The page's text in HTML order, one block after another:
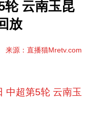
轮 云南玉昆
放
来源：直播猫Mretv.com
中超第5轮 云南玉